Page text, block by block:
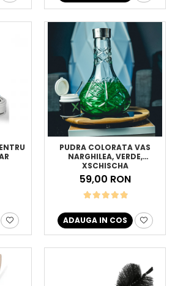
PUDRA COLORATA VAS
NARGHILEA, VERDE,
XSCHISCHA
59,00 RON
ADAUGA IN COS